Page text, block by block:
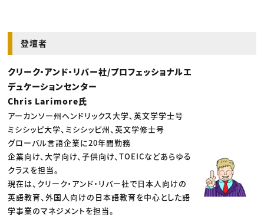
登壇者
クリーク・アンド・リバー社/プロフェッショナルエ
デュケーションセンター
Chris Larimore氏
アーカンソー州ヘンドリックス大学、英文学学士号
ミシシッピ大学、ミシシッピ州、英文学修士号
グローバル言語企業に20年間勤務
企業向け、大学向け、子供向け、TOEICなどあらゆる
クラスを担当。
現在は、クリーク・アンド・リバー社で日本人向けの
英語教育、外国人向けの日本語教育を中心とした語
学事業のマネジメントを担当。